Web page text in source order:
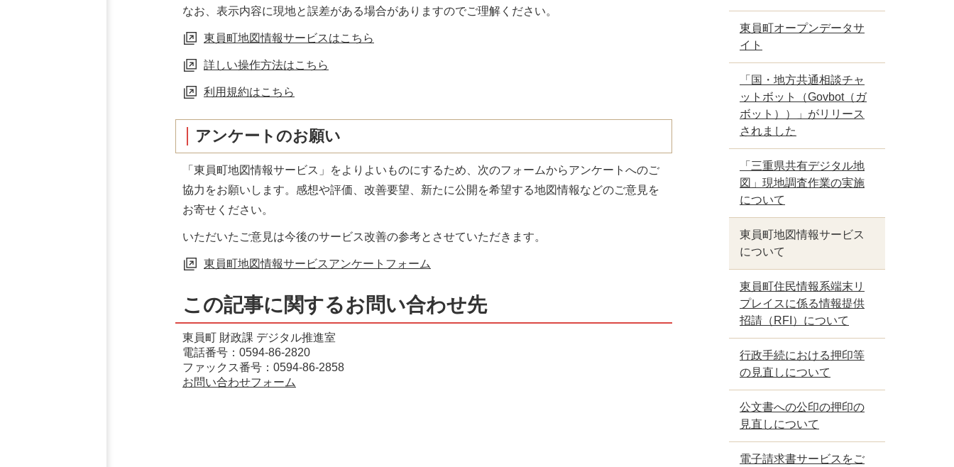
なお、表示内容に現地と誤差がある場合がありますのでご理解ください。
東員町地図情報サービスはこちら
詳しい操作方法はこちら
利用規約はこちら
アンケートのお願い
「東員町地図情報サービス」をよりよいものにするため、次のフォームからアンケートへのご
協力をお願いします。感想や評価、改善要望、新たに公開を希望する地図情報などのご意見を
お寄せください。
いただいたご意見は今後のサービス改善の参考とさせていただきます。
東員町地図情報サービスアンケートフォーム
この記事に関するお問い合わせ先
東員町 財政課 デジタル推進室
電話番号：0594-86-2820
ファックス番号：0594-86-2858
お問い合わせフォーム
東員町オープンデータサ
イト
「国・地方共通相談チャ
ットボット（Govbot（ガ
ボット））」がリリース
されました
「三重県共有デジタル地
図」現地調査作業の実施
について
東員町地図情報サービス
について
東員町住民情報系端末リ
プレイスに係る情報提供
招請（RFI）について
行政手続における押印等
の見直しについて
公文書への公印の押印の
見直しについて
電子請求書サービスをご